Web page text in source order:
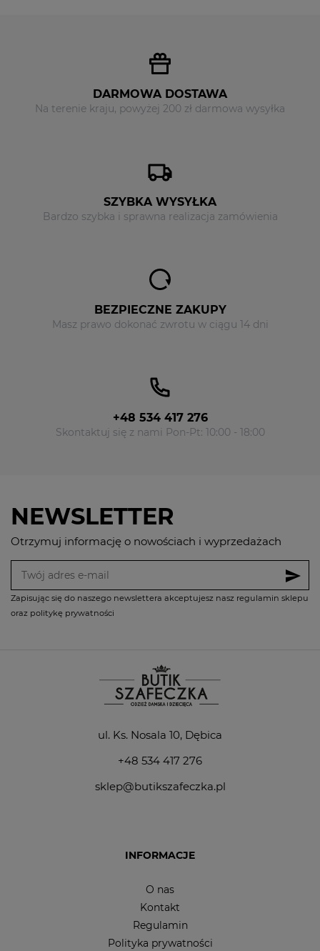
DARMOWA DOSTAWA
Na terenie kraju, powyżej 200 zł darmowa wysyłka
SZYBKA WYSYŁKA
Bardzo szybka i sprawna realizacja zamówienia
BEZPIECZNE ZAKUPY
Masz prawo dokonać zwrotu w ciągu 14 dni
+48 534 417 276
Skontaktuj się z nami Pon-Pt: 10:00 - 18:00
NEWSLETTER
Otrzymuj informację o nowościach i wyprzedażach
send
Zapisując się do naszego newslettera akceptujesz nasz regulamin sklepu
oraz politykę prywatności
ul. Ks. Nosala 10, Dębica
+48 534 417 276
sklep@butikszafeczka.pl
INFORMACJE
O nas
Kontakt
Regulamin
Polityka prywatności